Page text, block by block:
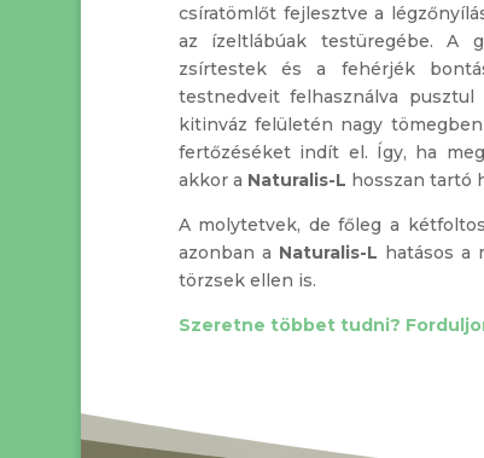
csíratömlőt fejlesztve a
az ízeltlábúak testüregébe. A
zsírtestek és a fehérjék
testnedveit felhasználva
kitinváz felületén nagy
fertőzéséket indít el. Így, ha
akkor a Naturalis-L hosszan tartó
A molytetvek, de főleg a
azonban a Naturalis-L hatásos a
törzsek ellen is.
Szeretne többet tudni?